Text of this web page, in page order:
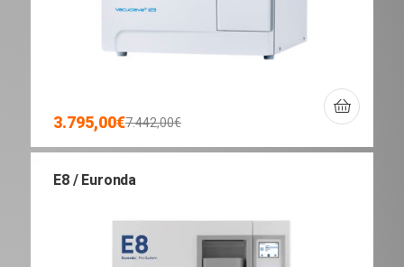
7.442,00€
3.795,00€
E8 / Euronda